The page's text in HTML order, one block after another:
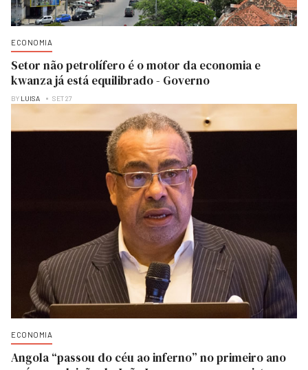
ECONOMIA
Setor não petrolífero é o motor da economia e
kwanza já está equilibrado - Governo
BY LUISA SET 27
ECONOMIA
Angola “passou do céu ao inferno” no primeiro ano